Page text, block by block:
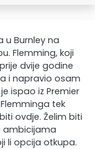
u Burnley na
Flemming, koji
dvije godine
i napravio osam
ispao iz Premier
tek
ovdje. Želim biti
ambicijama
li opcija otkupa.